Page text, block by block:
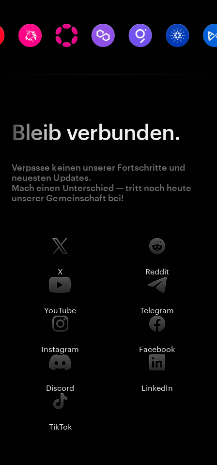
Bleib verbunden.
Verpasse keinen unserer Fortschritte und
neuesten Updates.
Mach einen Unterschied — tritt noch heute
unserer Gemeinschaft bei!
X Reddit
YouTube Telegram
Instagram Facebook
Discord LinkedIn
TikTok